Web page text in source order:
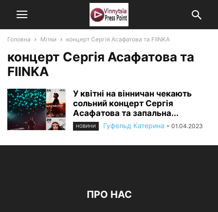
Головна Мітки концерт Сергія Асафатова та FIINKA
концерт Сергія Асафатова та
FIINKA
У квітні на вінничан чекають
сольний концерт Сергія
Асафатова та запальна...
НОВИНИ Гуфельд Катерина - 01.04.2023
ПРО НАС